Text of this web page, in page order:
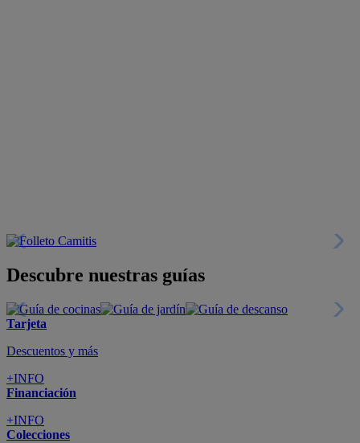
Descubre nuestras guías
Tarjeta
Descuentos y más
+INFO
Financiación
+INFO
Colecciones